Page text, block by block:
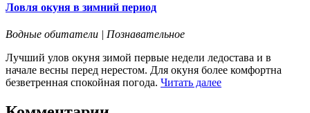
Ловля окуня в зимний период
Водные обитатели | Познавательное
Лучший улов окуня зимой первые недели ледостава и в
начале весны перед нерестом. Для окуня более комфортна
безветренная спокойная погода. Читать далее